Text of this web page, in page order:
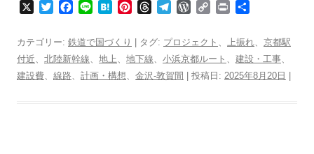
t
e
e
b
o
e
H
e
n
a
e
e
a
d
e
g
r
W
d
P
r
C
y
L
i
n
カテゴリー: 鉄道で国づくり | タグ: プロジェクト 、 上振れ、 京都駅
付近、 北陸新幹線、 地上、 地下線、 小浜京都ルート 、 建設・工事、
建設費、 線路、 計画・構想、 金沢-敦賀間 | 投稿日: 2025年8月20日